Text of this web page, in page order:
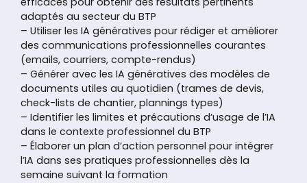
adaptés au secteur du BTP
– Utiliser les IA génératives pour rédiger et améliorer
des communications professionnelles courantes
(emails, courriers, compte-rendus)
– Générer avec les IA génératives des modèles de
documents utiles au quotidien (trames de devis,
check-lists de chantier, plannings types)
– Identifier les limites et précautions d’usage de l’IA
dans le contexte professionnel du BTP
– Élaborer un plan d’action personnel pour intégrer
l’IA dans ses pratiques professionnelles dès la
semaine suivant la formation